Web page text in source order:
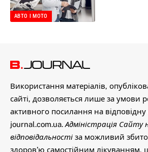
АВТО І МОТО
Використання матеріалів,
сайті, дозволяється лише за умови
активного посилання на відповідну
journal.com.ua. Адміністрація Сайту
відповідальності за можливий
здоров’ю самостійним лікуванням,